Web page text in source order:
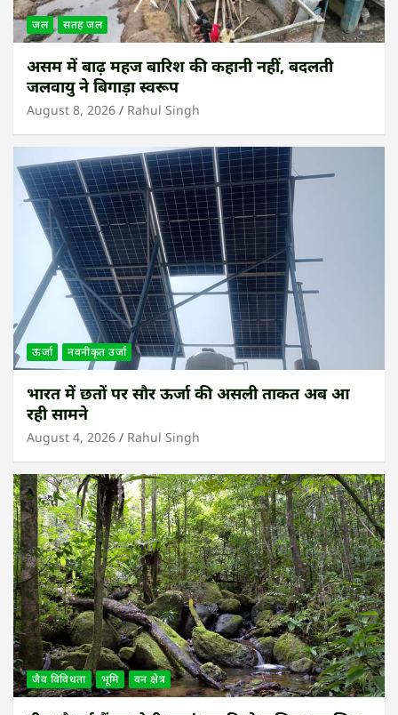
जल सतह जल
असम में बाढ़ महज बारिश की कहानी नहीं, बदलती
जलवायु ने बिगाड़ा स्वरूप
August 8, 2026 Rahul Singh
ऊर्जा नवनीकृत उर्जा
भारत में छतों पर सौर ऊर्जा की असली ताकत अब आ
रही सामने
August 4, 2026 Rahul Singh
जैव विविधता भूमि वन क्षेत्र